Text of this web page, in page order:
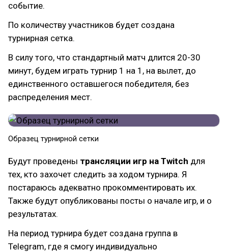
событие.
По количеству участников будет создана
турнирная сетка.
В силу того, что стандартный матч длится 20-30
минут, будем играть турнир 1 на 1, на вылет, до
единственного оставшегося победителя, без
распределения мест.
Образец турнирной сетки
Будут проведены трансляции игр на Twitch для
тех, кто захочет следить за ходом турнира. Я
постараюсь адекватно прокомментировать их.
Также будут опубликованы посты о начале игр, и о
результатах.
На период турнира будет создана группа в
Telegram, где я смогу индивидуально